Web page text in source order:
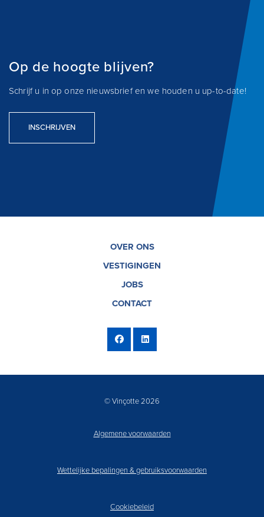
Op de hoogte blijven?
Schrijf u in op onze nieuwsbrief en we houden u up-to-date!
INSCHRIJVEN
OVER ONS
VESTIGINGEN
JOBS
CONTACT
© Vinçotte 2026
Algemene voorwaarden
Wettelijke bepalingen & gebruiksvoorwaarden
Cookiebeleid